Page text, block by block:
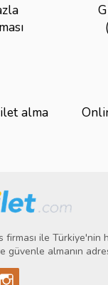
alma
ile Türkiye'nin
güvenle almanın